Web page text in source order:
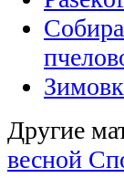
Другие
весной